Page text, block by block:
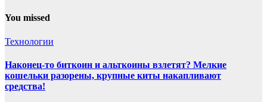
You missed
Технологии
Наконец-то биткоин и альткоины взлетят? Мелкие
кошельки разорены, крупные киты накапливают
средства!